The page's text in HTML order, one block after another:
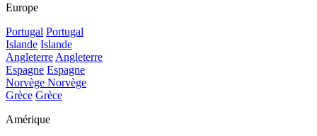
Europe
Portugal Portugal
Islande Islande
Angleterre Angleterre
Espagne Espagne
Norvège Norvège
Grèce Grèce
Amérique